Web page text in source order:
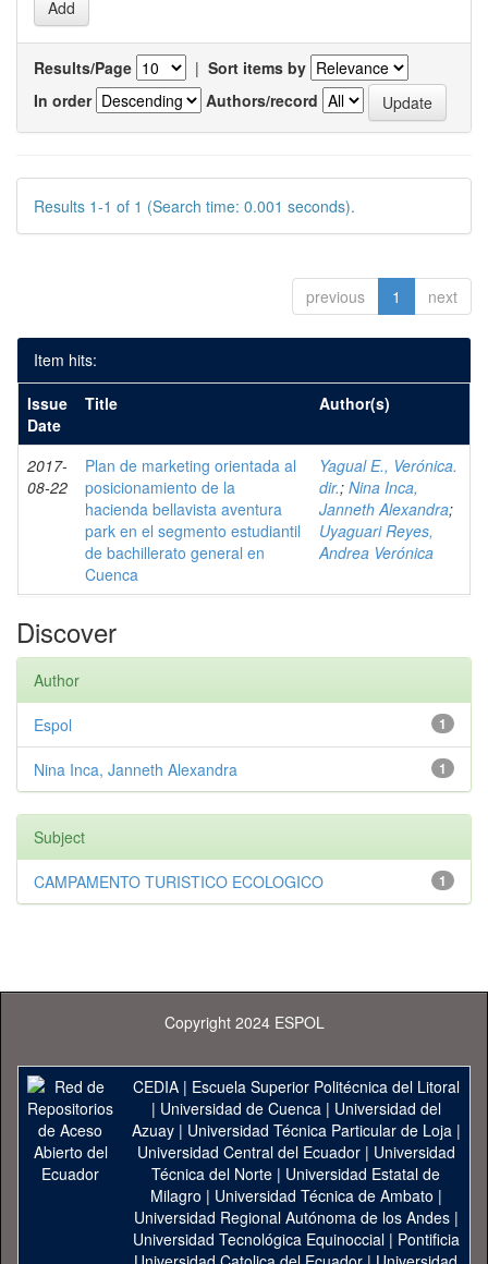
Results/Page | Sort items by
In order
Authors/record
Results 1-1 of 1 (Search time: 0.001 seconds).
previous 1 next
Item hits:
Issue
Date
Title Author(s)
2017-
08-22
Plan de marketing orientada al
posicionamiento de la
hacienda bellavista aventura
park en el segmento estudiantil
de bachillerato general en
Cuenca
Yagual E., Verónica.
dir.; Nina Inca,
Janneth Alexandra;
Uyaguari Reyes,
Andrea Verónica
Discover
Author
1
Espol
1
Nina Inca, Janneth Alexandra
Subject
1
CAMPAMENTO TURISTICO ECOLOGICO
Copyright 2024 ESPOL
CEDIA| Escuela Superior Politécnica del Litoral
| Universidad de Cuenca| Universidad del
Azuay| Universidad Técnica Particular de Loja|
Universidad Central del Ecuador| Universidad
Técnica del Norte | Universidad Estatal de
Milagro | Universidad Técnica de Ambato |
Universidad Regional Autónoma de los Andes|
Universidad Tecnológica Equinoccial| Pontificia